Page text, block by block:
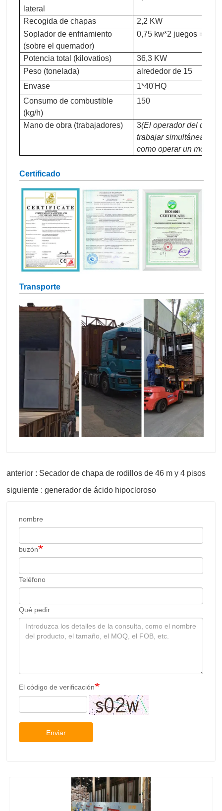
lateral
Recogida de chapas
2,2 KW
Soplador de enfriamiento
(sobre el quemador)
0,75 kw*2 juegos = 1,5
Potencia total (kilovatios)
36,3 KW
Peso (tonelada)
alrededor de 15
Envase
1*40'HQ
Consumo de combustible
(kg/h)
150
Mano de obra (trabajadores) 3(El operador del
trabajar
como operar un
Certificado
Transporte
anterior : Secador de chapa de rodillos de 46 m y 4 pisos
siguiente : generador de ácido hipocloroso
nombre
buzón
Teléfono
Qué pedir
El código de verificación
Enviar